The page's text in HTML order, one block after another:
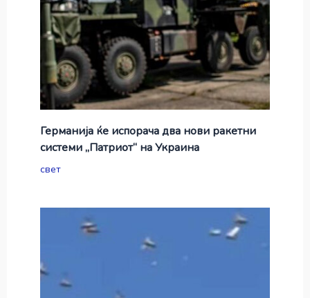
Германија ќе испорача два нови ракетни
системи „Патриот“ на Украина
свет